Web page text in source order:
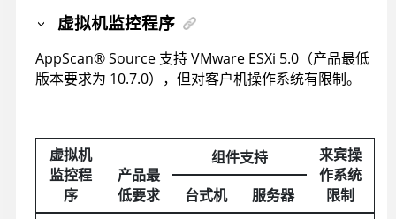
虚拟机监控程序
AppScan®Source 支持 VMware ESXi 5.0（产品最低
版本要求为 10.7.0），但对客户机操作系统有限制。
虚拟机
监控程
序
产品最
低要求
组件支持
来宾操
作系统
限制
台式机 服务器